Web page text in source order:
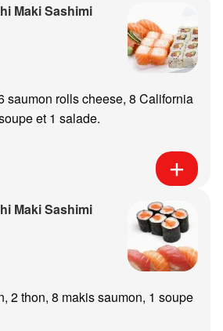
Maki Sashimi
saumon rolls cheese, 8 California
et 1 salade.
Maki Sashimi
2 thon, 8 makis saumon, 1 soupe